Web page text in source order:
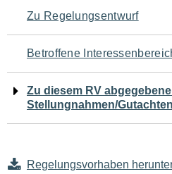
den
Seiteninhalt
Zu Regelungsentwurf
Betroffene
Zu diesem RV
Stellungnahmen/Gutachten
Regelungsvorhaben